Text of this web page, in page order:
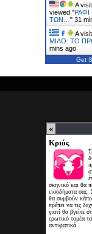
A
viewed "
ΤΩΝ… " 31
A
ΜΙΛΟ: ΤΟ
mins ago
Get